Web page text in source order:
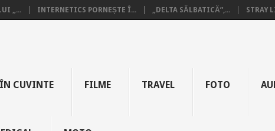
„... INTERNETICS PORNEȘTE Î... „DELTA SĂLBATICĂ”,... STRAY
ÎN CUVINTE FILME TRAVEL FOTO